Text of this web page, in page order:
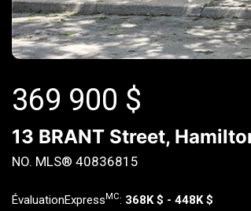
369 900 $
13 BRANT Street,
NO. MLS® 40836815
ÉvaluationExpress MC: 368K $ - 448K $